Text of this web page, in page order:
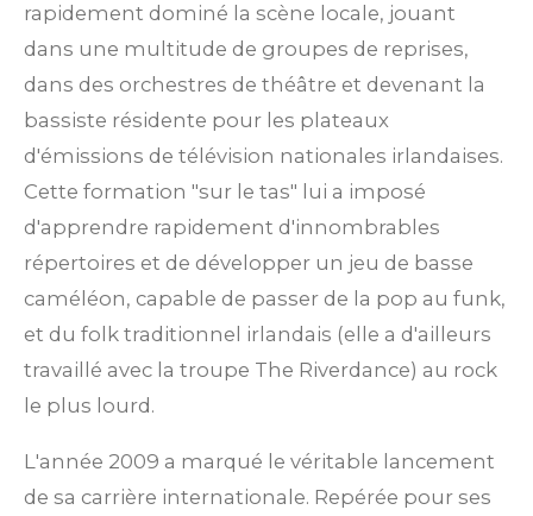
rapidement dominé la scène locale, jouant
dans une multitude de groupes de reprises,
dans des orchestres de théâtre et devenant la
bassiste résidente pour les plateaux
d'émissions de télévision nationales irlandaises.
Cette formation "sur le tas" lui a imposé
d'apprendre rapidement d'innombrables
répertoires et de développer un jeu de basse
caméléon, capable de passer de la pop au funk,
et du folk traditionnel irlandais (elle a d'ailleurs
travaillé avec la troupe The Riverdance) au rock
le plus lourd.
L'année 2009 a marqué le véritable lancement
de sa carrière internationale. Repérée pour ses